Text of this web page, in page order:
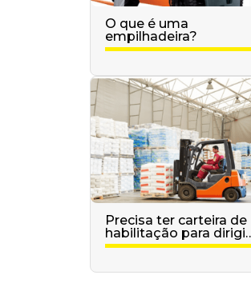
O que é uma
empilhadeira?
Precisa ter carteira de
habilitação para dirigir
empilhadeira?